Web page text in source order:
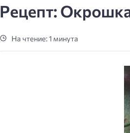
Рецепт:
На чтение: 1 минута